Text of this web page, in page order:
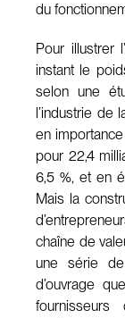
du
Pour illustrer
instant le
selon une
l’industrie de
en
pour 22,4
6,5 %, et en
Mais la
chaîne de
une série de
d’ouvrage